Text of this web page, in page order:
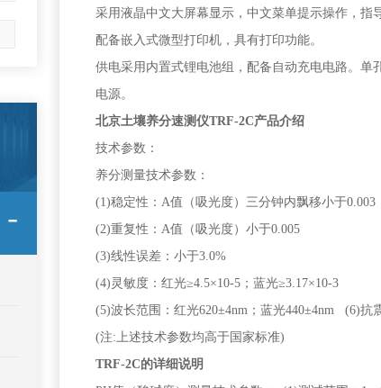
采用液晶中文大屏幕显示，中文菜单提示操作，指
配备嵌入式微型打印机，具有打印功能。
供电采用内置式锂电池组，配备自动充电电路。单
电源。
北京土壤养分速测仪TRF-2C产品介绍
技术参数：
养分测量技术参数：
(1)稳定性：A值（吸光度）三分钟内飘移小于0.003
(2)重复性：A值（吸光度）小于0.005
(3)线性误差：小于3.0%
(4)灵敏度：红光≥4.5×10-5；蓝光≥3.17×10-3
(5)波长范围：红光620±4nm；蓝光440±4nm (6)抗
(注:上述技术参数均高于国家标准)
TRF-2C的详细说明